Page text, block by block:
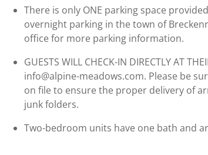
There is only ONE parking space
overnight parking in the town of
office for more parking information.
GUESTS WILL CHECK-IN DIRECTLY AT
info@alpine-meadows.com. Please be
on file to ensure the proper delivery of
junk folders.
Two-bedroom units have one bath and